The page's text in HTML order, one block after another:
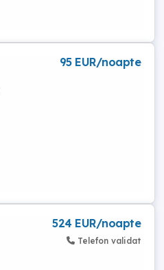
95 EUR/noapte
524 EUR/noapte
Telefon validat